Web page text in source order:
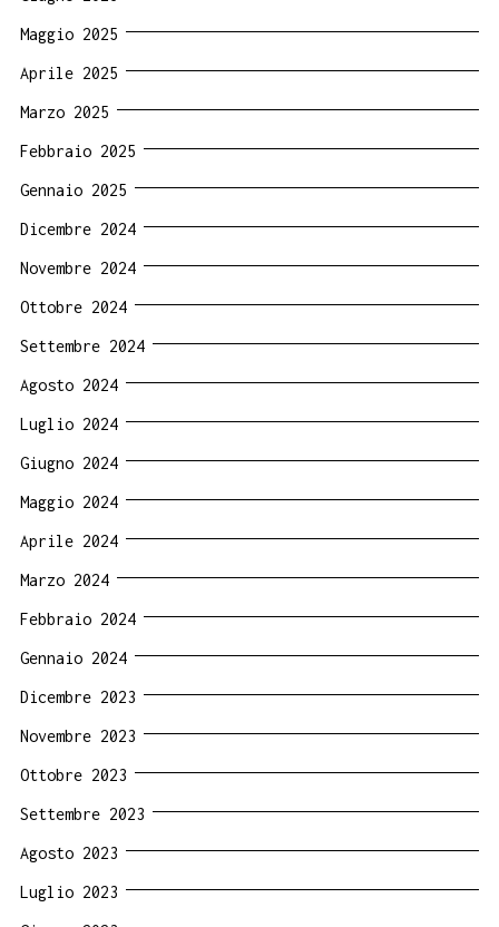
Maggio 2025
Aprile 2025
Marzo 2025
Febbraio 2025
Gennaio 2025
Dicembre 2024
Novembre 2024
Ottobre 2024
Settembre 2024
Agosto 2024
Luglio 2024
Giugno 2024
Maggio 2024
Aprile 2024
Marzo 2024
Febbraio 2024
Gennaio 2024
Dicembre 2023
Novembre 2023
Ottobre 2023
Settembre 2023
Agosto 2023
Luglio 2023